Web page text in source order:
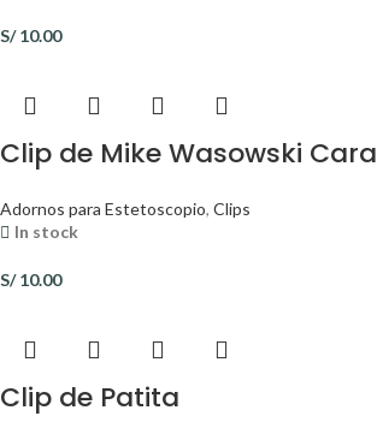
S/10.00
Clip de Mike Wasowski Cara
Adornos para Estetoscopio, Clips
In stock
S/10.00
Clip de Patita